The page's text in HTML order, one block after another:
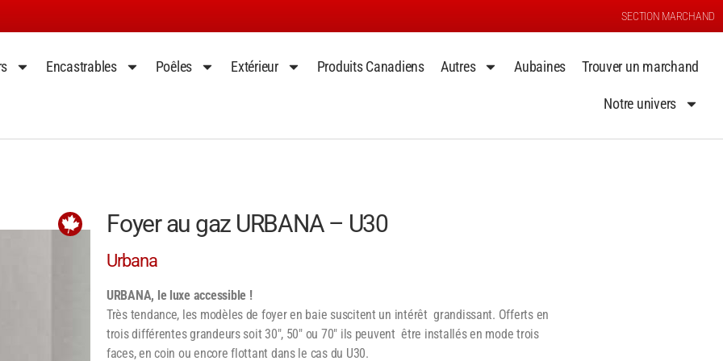
SECTION MARCHAND
Encastrables Poêles Extérieur Produits Canadiens Autres Aubaines Trouver un marchand
Notre univers
Foyer au gaz URBANA – U30
Urbana
URBANA, le luxe accessible !
Très tendance, les modèles de foyer en baie suscitent un intérêt grandissant. Offerts en
trois différentes grandeurs soit 30", 50" ou 70" ils peuvent être installés en mode trois
faces, en coin ou encore flottant dans le cas du U30.